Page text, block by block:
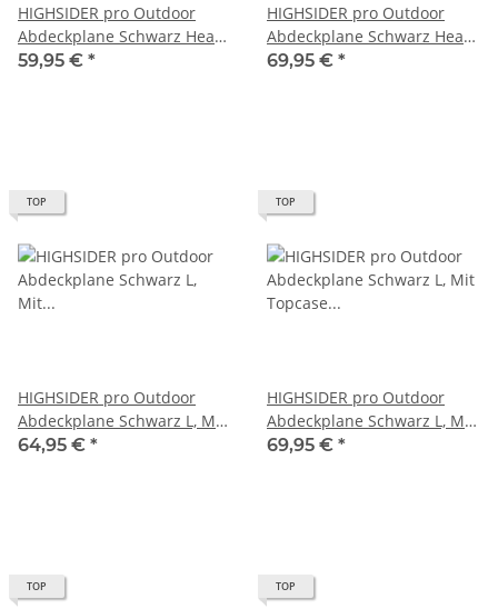
HIGHSIDER pro Outdoor
Abdeckplane Schwarz Heavy
Duty, Moto / Scooter - M
59,95 € *
HIGHSIDER pro Outdoor
Abdeckplane Schwarz Heavy
Duty, Moto / Scooter - XL
69,95 € *
TOP
HIGHSIDER pro Outdoor
Abdeckplane Schwarz L, Mit
Kennzeichenfenster (1Stck)
64,95 € *
TOP
HIGHSIDER pro Outdoor
Abdeckplane Schwarz L, Mit
Topcase (1Stck)
69,95 € *
TOP TOP